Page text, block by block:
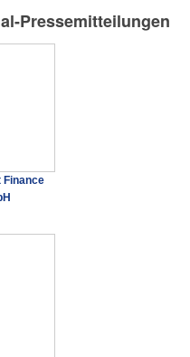
Pressemitteilungen